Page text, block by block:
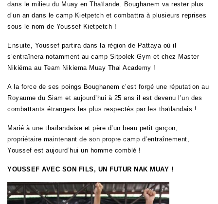
dans le milieu du Muay en Thaïlande. Boughanem va rester plus
d’un an dans le camp Kietpetch et combattra à plusieurs reprises
sous le nom de Youssef Kietpetch !
Ensuite, Youssef partira dans la région de Pattaya où il
s’entraînera notamment au camp Sitpolek Gym et chez Master
Nikiéma au Team Nikiema Muay Thai Academy !
A la force de ses poings Boughanem c’est forgé une réputation au
Royaume du Siam et aujourd’hui à 25 ans il est devenu l’un des
combattants étrangers les plus respectés par les thaïlandais !
Marié à une thaïlandaise et père d’un beau petit garçon,
propriétaire maintenant de son propre camp d’entraînement,
Youssef est aujourd’hui un homme comblé !
YOUSSEF AVEC SON FILS, UN FUTUR NAK MUAY !